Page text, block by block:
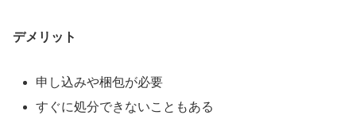
デメリット
申し込みや梱包が必要
すぐに処分できないこともある